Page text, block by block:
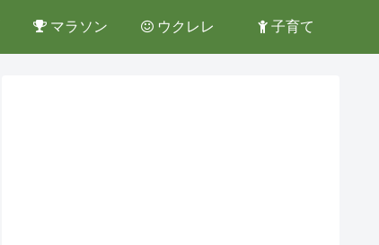
マラソン ウクレレ 子育て